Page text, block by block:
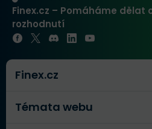
Finex.cz – Pomáháme dělat
rozhodnutí
Finex.cz
Témata webu